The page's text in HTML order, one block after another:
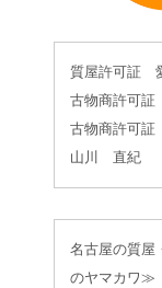
質屋許可証
古物商許可
古物商許可証
山川 直紀
名古屋の質屋
のヤマカワ≫